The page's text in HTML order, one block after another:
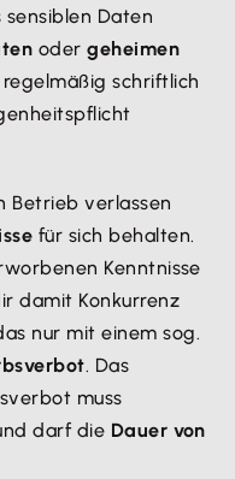
Daten
odergeheimen
regelmäßig schriftlich
Betrieb verlassen
für sich behalten.
Kenntnisse
damit Konkurrenz
nur mit einem sog.
. Das
muss
darf die Dauer von